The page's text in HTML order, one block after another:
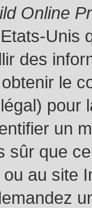
Online
Unis
des
le
un
sûr que
au site